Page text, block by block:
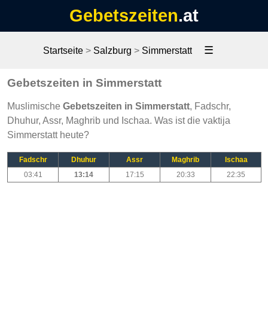
Gebetszeiten.at
Startseite> Salzburg > Simmerstatt ☰
Gebetszeiten in Simmerstatt
Muslimische Gebetszeiten in Simmerstatt, Fadschr,
Dhuhur, Assr, Maghrib und Ischaa. Was ist die vaktija
Simmerstatt heute?
Fadschr Dhuhur Assr Maghrib
Ischaa
03:41
13:14 17:15 20:33 22:35